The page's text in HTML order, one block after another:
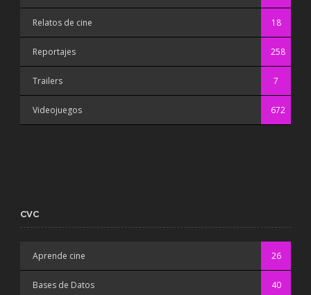
Relatos de cine 18
Reportajes 258
Trailers 7
Videojuegos 672
CVC
Aprende cine 26
Bases de Datos 40